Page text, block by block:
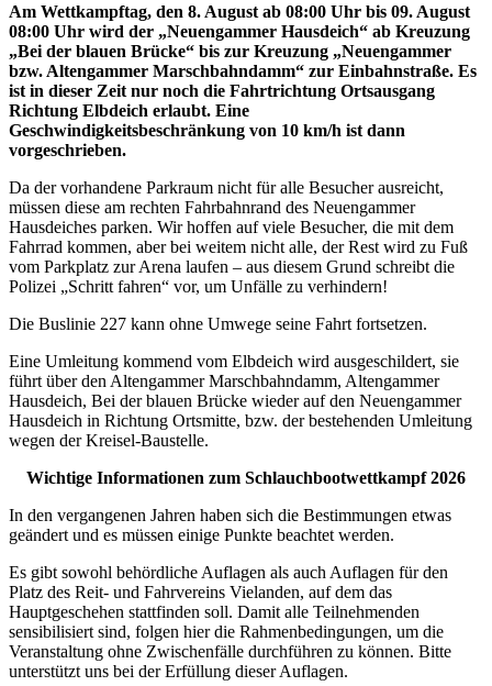
Am Wettkampftag, den 8. August ab 08:00 Uhr bis 09. August
08:00 Uhr wird der „Neuengammer Hausdeich“ ab Kreuzung
„Bei der blauen Brücke“ bis zur Kreuzung „Neuengammer
bzw. Altengammer Marschbahndamm“ zur Einbahnstraße. Es
ist in dieser Zeit nur noch die Fahrtrichtung Ortsausgang
Richtung Elbdeich erlaubt. Eine
Geschwindigkeitsbeschränkung von 10 km/h ist dann
vorgeschrieben.
Da der vorhandene Parkraum nicht für alle Besucher ausreicht,
müssen diese am rechten Fahrbahnrand des Neuengammer
Hausdeiches parken. Wir hoffen auf viele Besucher, die mit dem
Fahrrad kommen, aber bei weitem nicht alle, der Rest wird zu Fuß
vom Parkplatz zur Arena laufen – aus diesem Grund schreibt die
Polizei „Schritt fahren“ vor, um Unfälle zu verhindern!
Die Buslinie 227 kann ohne Umwege seine Fahrt fortsetzen.
Eine Umleitung kommend vom Elbdeich wird ausgeschildert, sie
führt über den Altengammer Marschbahndamm, Altengammer
Hausdeich, Bei der blauen Brücke wieder auf den Neuengammer
Hausdeich in Richtung Ortsmitte, bzw. der bestehenden Umleitung
wegen der Kreisel-Baustelle.
Wichtige Informationen zum Schlauchbootwettkampf 2026
In den vergangenen Jahren haben sich die Bestimmungen etwas
geändert und es müssen einige Punkte beachtet werden.
Es gibt sowohl behördliche Auflagen als auch Auflagen für den
Platz des Reit- und Fahrvereins Vielanden, auf dem das
Hauptgeschehen stattfinden soll. Damit alle Teilnehmenden
sensibilisiert sind, folgen hier die Rahmenbedingungen, um die
Veranstaltung ohne Zwischenfälle durchführen zu können. Bitte
unterstützt uns bei der Erfüllung dieser Auflagen.